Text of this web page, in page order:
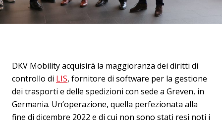
DKV Mobility acquisirà la maggioranza dei diritti di
controllo di LIS, fornitore di software per la gestione
dei trasporti e delle spedizioni con sede a Greven, in
Germania. Un’operazione, quella perfezionata alla
fine di dicembre 2022 e di cui non sono stati resi noti i